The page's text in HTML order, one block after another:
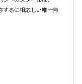
するに相応しい唯一無